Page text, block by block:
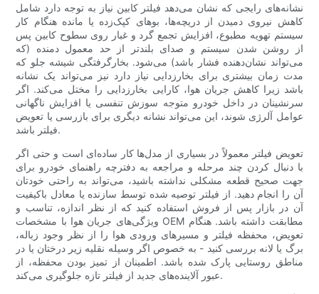
نشانه‌های رایجی که نشان می‌دهد فیلتر کابین نیاز به توجه دارد شامل
کاهش نیروی دمیدن از دریچه‌ها، بوهای کپک‌زده یا مانده هنگام کار
سیستم تهویه مطبوع، افزایش تجمع گرد و غبار روی سطوح کابین پس
از روشن شدن سیستم و صدای بلندتر از حد معمول دمنده (که
می‌تواند نشان‌دهنده فشار باشد) می‌شود. بخارگرفتگی شیشه جلو که
مدت زمان بیشتری برای بخارزدایی نیاز دارد نیز می‌تواند یک نشانه
باشد زیرا کاهش جریان هوا، کارایی بخارزدایی را مختل می‌کند. اگر
سرنشینان در داخل خودرو متوجه سوزش تنفسی یا افزایش ناگهانی
عوامل آلرژی شوند، این می‌تواند نشانه دیگری برای بازرسی یا تعویض
فیلتر باشد.
تعویض فیلتر معمولاً در بسیاری از مدل‌ها کار ساده‌ای است و حتی اگر
با دنبال کردن چند مرحله و مراجعه به دفترچه راهنمای خودرو برای
جهت صحیح قطعه مشکلی نداشته باشید، می‌تواند به راحتی خودتان
آن را انجام دهید. از فیلتر توصیه شده توسط سازنده یا معادل باکیفیت
آن در بازار پس از فروش استفاده کنید که از نظر اندازه، تناسب و
ویژگی‌های جریان هوا با مشخصات OEM مطابقت داشته باشد. هنگام
تعویض، محفظه فیلتر و مسیرهای ورودی هوا را از نظر وجود زباله،
برگ یا لانه بررسی کنید - به خصوص اگر وسیله نقلیه زیر درختان یا در
مناطق روستایی پارک شده باشد. اطمینان از تمیز بودن محفظه، از
عبور آلاینده‌های جدید از فیلتر تازه جلوگیری می‌کند.